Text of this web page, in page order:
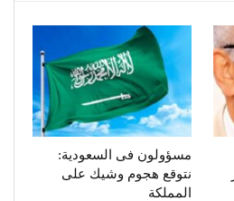
مسؤولون فى السعودية:
نتوقع هجوم وشيك على
المملكة